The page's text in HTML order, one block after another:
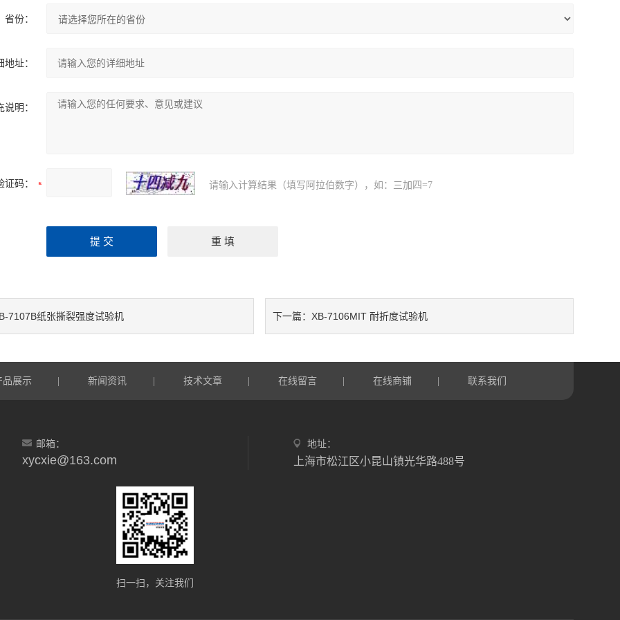
省份：
地址：
说明：
证码： 请输入计算结果（填写阿拉伯数字），如：三加四=7
7107B纸张撕裂强度试验机 下一篇：XB-7106MIT 耐折度试验机
品展示 新闻资讯 技术文章 在线留言 在线商铺 联系我们
邮箱：
xycxie@163.com
地址：
上海市松江区小昆山镇光华路488号
扫一扫，关注我们